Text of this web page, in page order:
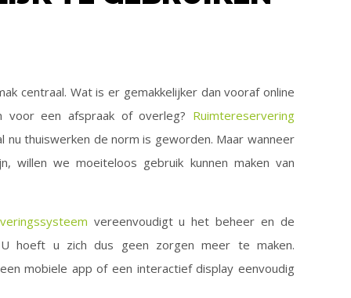
centraal. Wat is er gemakkelijker dan vooraf online
voor een afspraak of overleg? Ruimtereservering
thuiswerken de norm is geworden. Maar wanneer
willen we moeiteloos gebruik kunnen maken van
vereenvoudigt u het beheer en de
hoeft u zich dus geen zorgen meer te maken.
mobiele app of een interactief display eenvoudig